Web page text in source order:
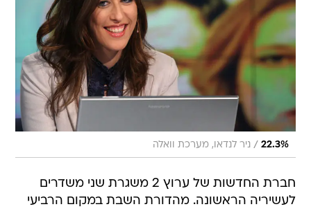
22.3%
/ ניר לנדאו, מערכת וואלה
חברת החדשות של ערוץ 2 משגרת שני משדרים
לעשיריה הראשונה. מהדורת השבת במקום הרביעי